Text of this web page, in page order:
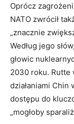
Oprócz
NATO zwrócił
„znacznie
Według jego
głowic
2030 roku. Rutte
działaniami Chin
dostępu do
„mogłoby